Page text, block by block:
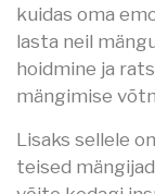
kuidas oma
lasta neil
hoidmine ja
mängimise
Lisaks sellele
teised